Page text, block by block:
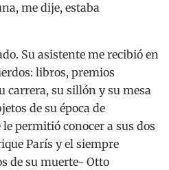
me dije, estaba
Su asistente me recibió en
libros, premios
carrera, su sillón y su mesa
de su época de
permitió conocer a sus dos
París y el siempre
de su muerte- Otto